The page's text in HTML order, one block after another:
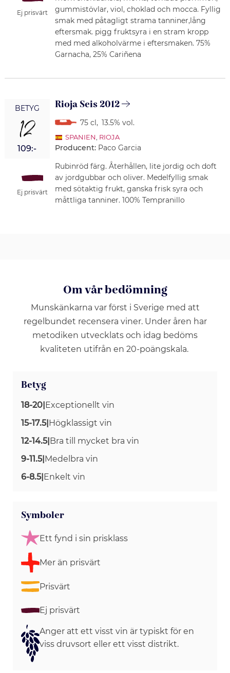
Ej prisvärt
gummistövlar, viol, choklad och mocca. Fyllig
smak med påtagligt strama tanniner,lång
eftersmak. pigg fruktsyra i en stram kropp
med med alkoholvärme i eftersmaken. 75%
Garnacha, 25% Cariñena
BETYG
12
109:-
Ej prisvärt
Rioja Seis 2012
75 cl, 13.5% vol.
SPANIEN RIOJA
Producent: Paco Garcia
Rubinröd färg. Återhållen, lite jordig och doft
av jordgubbar och oliver. Medelfyllig smak
med sötaktig frukt, ganska frisk syra och
måttliga tanniner. 100% Tempranillo
Om vår bedömning
Munskänkarna var först i Sverige med att
regelbundet recensera viner. Under åren har
metodiken utvecklats och idag bedöms
kvaliteten utifrån en 20-poängskala.
Betyg
18-20|Exceptionellt vin
15-17.5|Högklassigt vin
12-14.5|Bra till mycket bra vin
9-11.5|Medelbra vin
6-8.5|Enkelt vin
Symboler
Ett fynd i sin prisklass
Mer än prisvärt
Prisvärt
Ej prisvärt
Anger att ett visst vin är typiskt för en
viss druvsort eller ett visst distrikt.